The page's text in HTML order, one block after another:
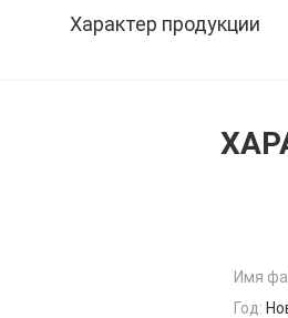
Характер продукции
Имя
Год: